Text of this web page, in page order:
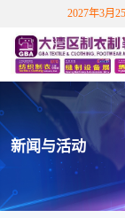
越南胡志明市
2027年3月
首页
展会概况
关于展会
展会介绍 展览
展商中心
新闻与活动